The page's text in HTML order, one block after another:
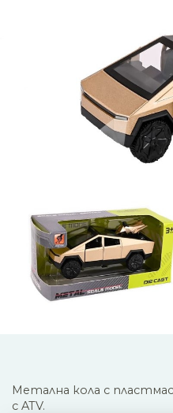
Метална кола с
с ATV.